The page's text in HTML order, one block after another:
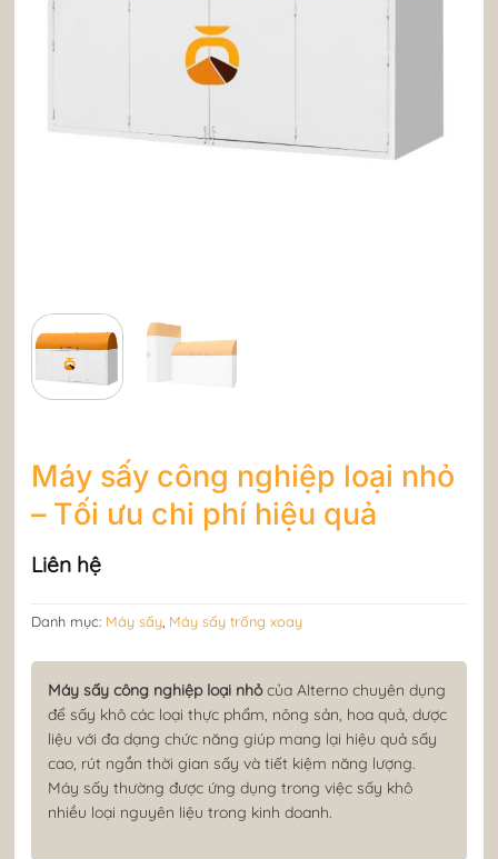
Máy sấy công nghiệp loại nhỏ
– Tối ưu chi phí hiệu quả
Liên hệ
Danh mục: Máy sấy, Máy sấy trống xoay
Máy sấy công nghiệp loại nhỏcủa Alternochuyên dụng
để sấy khô các loại thực phẩm, nông sản, hoa quả, dược
liệu với đa dạng chức năng giúp mang lại hiệu quả sấy
cao, rút ngắn thời gian sấy và tiết kiệm năng lượng.
Máy sấy thường được ứng dụng trong việc sấy khô
nhiều loại nguyên liệu trong kinh doanh.